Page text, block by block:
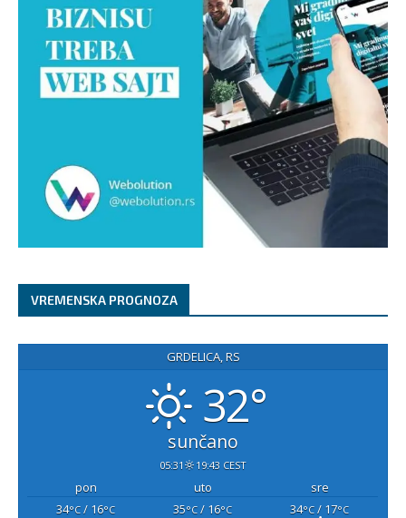
VREMENSKA PROGNOZA
GRDELICA, RS
32°
sunčano
05:31 19:43 CEST
pon uto
sre
34°C / 16°C 35°C / 16°C 34°C / 17°C